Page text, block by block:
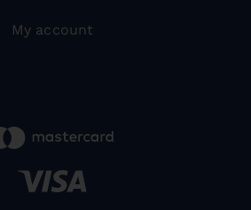
My account